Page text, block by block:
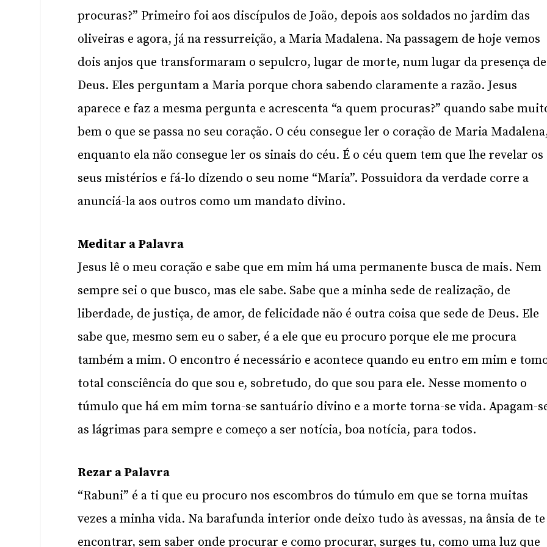
procuras?” Primeiro foi aos discípulos de João, depois aos soldados no jardim das
oliveiras e agora, já na ressurreição, a Maria Madalena. Na passagem de hoje vemos
dois anjos que transformaram o sepulcro, lugar de morte, num lugar da presença de
Deus. Eles perguntam a Maria porque chora sabendo claramente a razão. Jesus
aparece e faz a mesma pergunta e acrescenta “a quem procuras?” quando sabe
bem o que se passa no seu coração. O céu consegue ler o coração de Maria
enquanto ela não consegue ler os sinais do céu. É o céu quem tem que lhe revelar os
seus mistérios e fá-lo dizendo o seu nome “Maria”. Possuidora da verdade corre a
anunciá-la aos outros como um mandato divino.
Meditar a Palavra
Jesus lê o meu coração e sabe que em mim há uma permanente busca de mais. Nem
sempre sei o que busco, mas ele sabe. Sabe que a minha sede de realização, de
liberdade, de justiça, de amor, de felicidade não é outra coisa que sede de Deus. Ele
sabe que, mesmo sem eu o saber, é a ele que eu procuro porque ele me procura
também a mim. O encontro é necessário e acontece quando eu entro em mim e
total consciência do que sou e, sobretudo, do que sou para ele. Nesse momento o
túmulo que há em mim torna-se santuário divino e a morte torna-se vida. Apagam-
as lágrimas para sempre e começo a ser notícia, boa notícia, para todos.
Rezar a Palavra
“Rabuni” é a ti que eu procuro nos escombros do túmulo em que se torna muitas
vezes a minha vida. Na barafunda interior onde deixo tudo às avessas, na ânsia de te
encontrar, sem saber onde procurar e como procurar, surges tu, como uma luz que